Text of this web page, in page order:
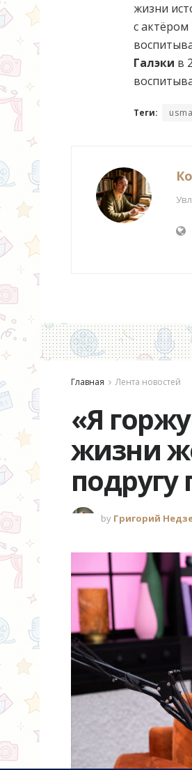
жизни
с актёром
Галэки в
Теги:
Главная Лента новостей
«Я
жизни
подругу
by Григорий